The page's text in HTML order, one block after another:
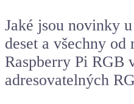
Jaké jsou novinky
deset a všechny
Raspberry Pi RGB
adresovatelných